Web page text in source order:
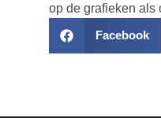
op de grafieken als
Facebook